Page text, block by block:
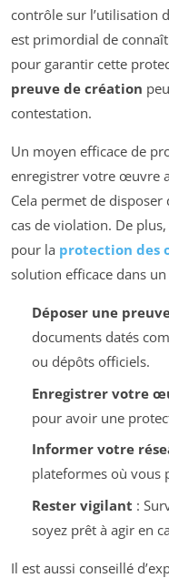
contrôle sur l’utilisation
est primordial de
pour garantir cette
preuve de création
contestation.
Un moyen efficace de
enregistrer votre œuvre
Cela permet de
cas de violation. De
pour la protection des
solution efficace dans
Déposer une
documents datés
ou dépôts officiels.
Enregistrer votre
pour avoir une
Informer votre
plateformes où vous
Rester vigilant :
soyez prêt à agir en
Il est aussi conseillé